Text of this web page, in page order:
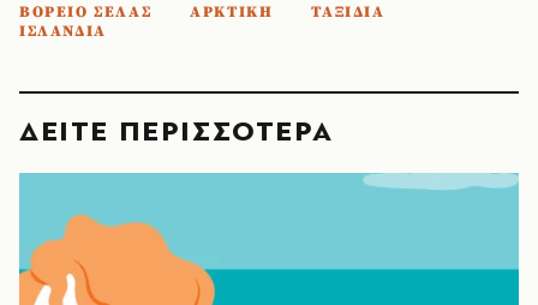
ΒΟΡΕΙΟ ΣΕΛΑΣ ΑΡΚΤΙΚΗ
ΤΑΞΙΔΙΑ
ΙΣΛΑΝΔΙΑ
ΔΕΙΤΕ ΠΕΡΙΣΣΟΤΕΡΑ